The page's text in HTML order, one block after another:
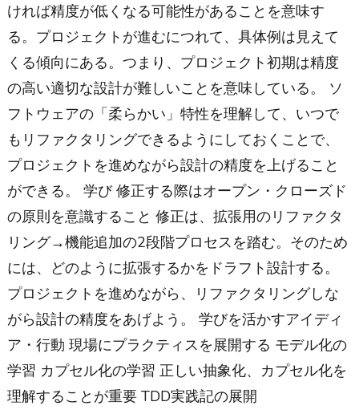
ければ精度が低くなる可能性があることを意味す
る。プロジェクトが進むにつれて、具体例は見えて
くる傾向にある。つまり、プロジェクト初期は精度
の高い適切な設計が難しいことを意味している。 ソ
フトウェアの「柔らかい」特性を理解して、いつで
もリファクタリングできるようにしておくことで、
プロジェクトを進めながら設計の精度を上げること
ができる。 学び 修正する際はオープン・クローズド
の原則を意識すること 修正は、拡張用のリファクタ
リング→機能追加の2段階プロセスを踏む。そのため
には、どのように拡張するかをドラフト設計する。
プロジェクトを進めながら、リファクタリングしな
がら設計の精度をあげよう。 学びを活かすアイディ
ア・行動 現場にプラクティスを展開する モデル化の
学習 カプセル化の学習 正しい抽象化、カプセル化を
理解することが重要 TDD実践記の展開